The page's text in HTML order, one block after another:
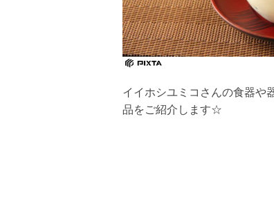
イイホシユミコさんの食器や
品をご紹介します☆